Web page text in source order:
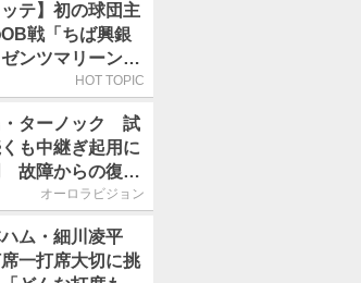
初日はビール半額
ッテ】初の球団主
戦「ちば興銀
ンツマリーンズ
シャルゲームHOT TOPIC
・ターノック 試
も中継ぎ起用に
故障からの復帰
／助っ人前半戦通
オーロラビジョン
ハム・細川凌平
一打席大切に挑